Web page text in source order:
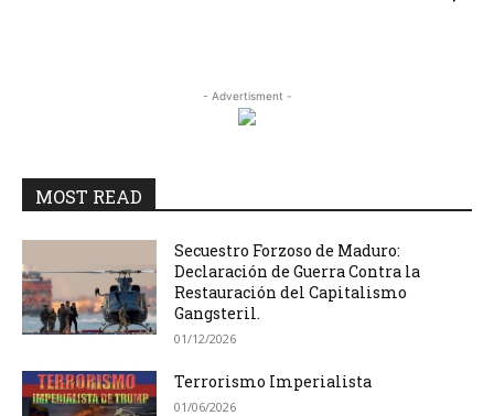
- Advertisment -
MOST READ
Secuestro Forzoso de Maduro:
Declaración de Guerra Contra la
Restauración del Capitalismo
Gangsteril.
01/12/2026
Terrorismo Imperialista
01/06/2026